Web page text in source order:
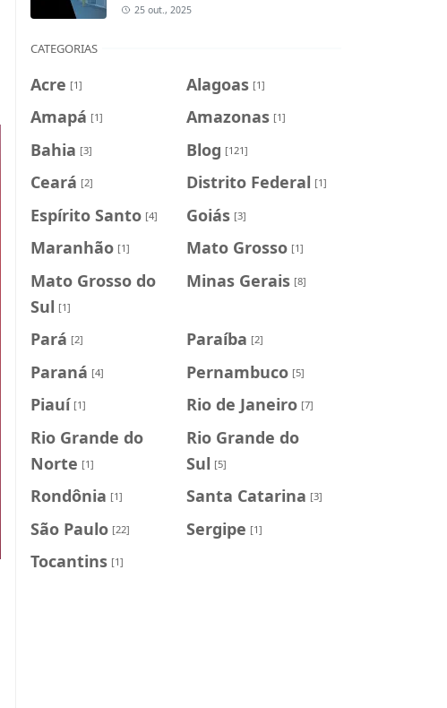
25 out., 2025
CATEGORIAS
Acre [1] Alagoas [1]
Amapá [1] Amazonas [1]
Bahia [3] Blog [121]
Ceará [2] Distrito Federal [1]
Espírito Santo [4] Goiás [3]
Maranhão [1] Mato Grosso [1]
Mato Grosso do
Sul [1]
Minas Gerais [8]
Pará [2] Paraíba [2]
Paraná [4] Pernambuco [5]
Piauí [1] Rio de Janeiro [7]
Rio Grande do
Norte [1]
Rio Grande do
Sul [5]
Rondônia [1] Santa Catarina [3]
São Paulo [22] Sergipe [1]
Tocantins [1]